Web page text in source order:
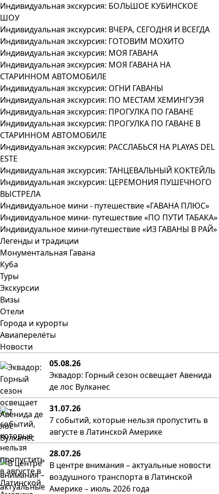
Индивидуальная экскурсия: БОЛЬШОЕ КУБИНСКОЕ
ШОУ
Индивидуальная экскурсия: ВЧЕРА, СЕГОДНЯ И ВСЕГДА
Индивидуальная экскурсия: ГОТОВИМ МОХИТО
Индивидуальная экскурсия: МОЯ ГАВАНА
Индивидуальная экскурсия: МОЯ ГАВАНА НА
СТАРИННОМ АВТОМОБИЛЕ
Индивидуальная экскурсия: ОГНИ ГАВАНЫ
Индивидуальная экскурсия: ПО МЕСТАМ ХЕМИНГУЭЯ
Индивидуальная экскурсия: ПРОГУЛКА ПО ГАВАНЕ
Индивидуальная экскурсия: ПРОГУЛКА ПО ГАВАНЕ В
СТАРИННОМ АВТОМОБИЛЕ
Индивидуальная экскурсия: РАССЛАБЬСЯ НА PLAYAS DEL
ESTE
Индивидуальная экскурсия: ТАНЦЕВАЛЬНЫЙ КОКТЕЙЛЬ
Индивидуальная экскурсия: ЦЕРЕМОНИЯ ПУШЕЧНОГО
ВЫСТРЕЛА
Индивидуальное мини - путешествие «ГАВАНА ПЛЮС»
Индивидуальное мини- путешествие «ПО ПУТИ ТАБАКА»
Индивидуальное мини-путешествие «ИЗ ГАВАНЫ В РАЙ»
Легенды и традиции
Монументальная Гавана
Куба
Туры
Экскурсии
Визы
Отели
Города и курорты
Авиаперелёты
Новости
05.08.26
Эквадор: Горный сезон освещает Авенида
де лос Вулканес
31.07.26
7 событий, которые нельзя пропустить в
августе в Латинской Америке
28.07.26
В центре внимания – актуальные новости
воздушного транспорта в Латинской
Америке – июль 2026 года